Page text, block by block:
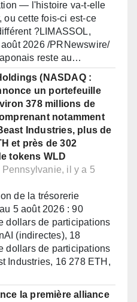
— l'histoire va-t-elle
ou cette fois-ci est-ce
?LIMASSOL,
2026 /PRNewswire/
reste au…
(NASDAQ :
un portefeuille
378 millions de
notamment
Industries, plus de
et près de 302
tokens WLD
Pennsylvanie, il y a 5
de la trésorerie
5 août 2026 : 90
dollars de participations
(indirectes), 18
dollars de participations
Industries, 16 278 ETH,
la première alliance